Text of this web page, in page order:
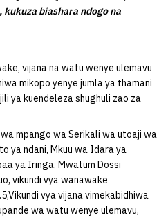
biashara ndogo na
vijana na watu wenye ulemavu
mikopo yenye jumla ya thamani
ya kuendeleza shughuli zao za
mpango wa Serikali wa utoaji wa
ya ndani, Mkuu wa Idara ya
ya Iringa, Mwatum Dossi
vikundi vya wanawake
vya vijana vimekabidhiwa
wa watu wenye ulemavu,